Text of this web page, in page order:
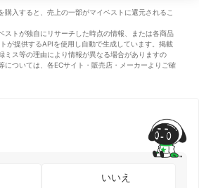
購入すると、売上の一部がマイベストに還元されるこ
ストが独自にリサーチした時点の情報、または各商品
が提供するAPIを使用し自動で生成しています。掲載
ミス等の理由により情報が異なる場合がありますの
については、各ECサイト・販売店・メーカーよりご確
いいえ